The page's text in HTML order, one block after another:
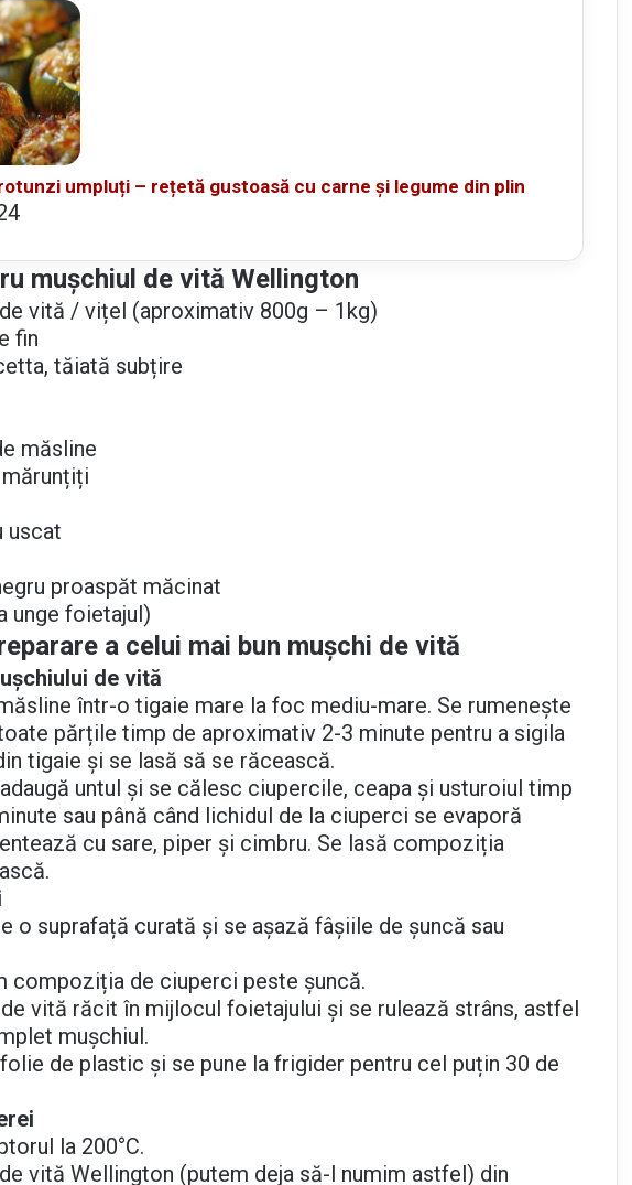
umpluți – rețetă gustoasă cu carne și legume din plin
mușchiul de vită Wellington
vită / vițel (aproximativ 800g – 1kg)
fin
tăiată subțire
măsline
uscat
proaspăt măcinat
unge foietajul)
a celui mai bun mușchi de vită
de vită
într-o tigaie mare la foc mediu-mare. Se rumenește
părțile timp de aproximativ 2-3 minute pentru a sigila
tigaie și se lasă să se răcească.
untul și se călesc ciupercile, ceapa și usturoiul timp
sau până când lichidul de la ciuperci se evaporă
cu sare, piper și cimbru. Se lasă compoziția
o suprafață curată și se așază fâșiile de șuncă sau
compoziția de ciuperci peste șuncă.
vită răcit în mijlocul foietajului și se rulează strâns, astfel
mușchiul.
de plastic și se pune la frigider pentru cel puțin 30 de
la 200°C.
vită Wellington (putem deja să-l numim astfel) din